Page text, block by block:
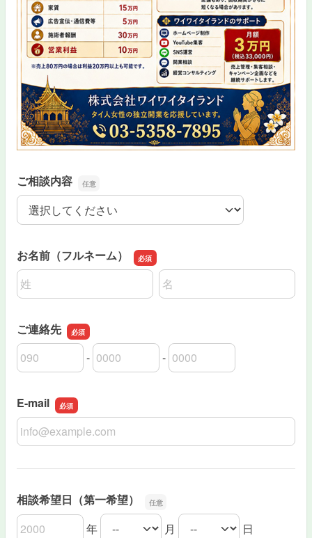
ご相談内容
ご相談内容
お名前（フルネーム）
名前の姓
名前の名
ご連絡先
ご連絡先の市外局番
-
ご連絡先の市内局番 -
ご連絡先の加入者番号
E-mail
E-mail
相談希望日（第一希望）
年 月 日